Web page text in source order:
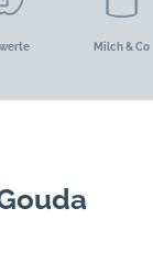
Milch & Co